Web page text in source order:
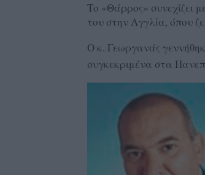
Το «Θάρρος» συνεχίζει
του στην Αγγλία, όπου
Ο κ. Γεωργανάς
συγκεκριμένα στα